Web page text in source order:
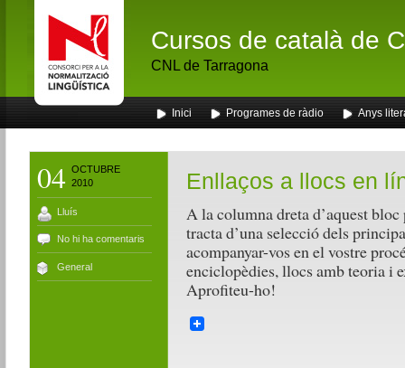
Cursos de català de
CNL de Tarragona
Inici Programes de ràdio Anys
04 OCTUBRE
2010
Lluís
No hi ha comentaris
General
Enllaços a llocs en
A la columna dreta d’aquest
tracta d’una selecció dels
acompanyar-vos en el vostre
enciclopèdies, llocs amb teoria i
Aprofiteu-ho!